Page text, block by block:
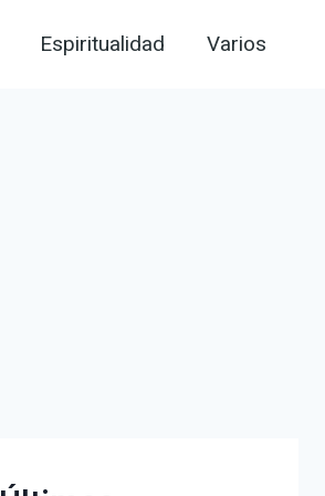
Espiritualidad Varios